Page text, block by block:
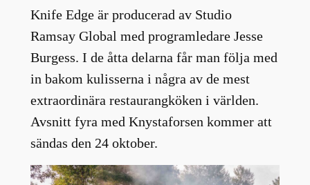
Knife Edge är producerad av Studio
Ramsay Global med programledare Jesse
Burgess. I de åtta delarna får man följa med
in bakom kulisserna i några av de mest
extraordinära restaurangköken i världen.
Avsnitt fyra med Knystaforsen kommer att
sändas den 24 oktober.